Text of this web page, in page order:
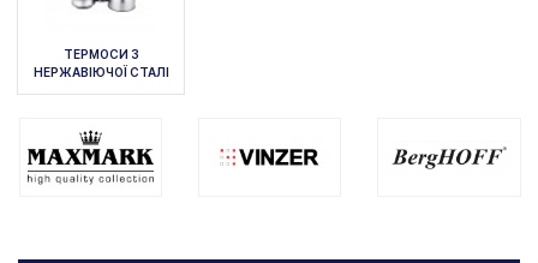
ТЕРМОСИ З
НЕРЖАВІЮЧОЇ СТАЛІ